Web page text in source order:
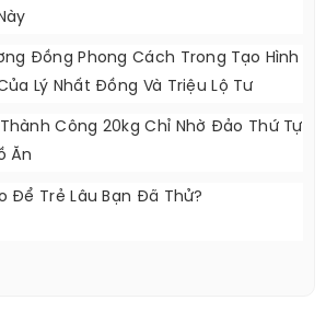
Đồng Phong Cách Trong Tạo Hình
Lý Nhất Đồng Và Triệu Lộ Tư
Công 20kg Chỉ Nhờ Đảo Thứ Tự
Ăn
Để Trẻ Lâu Bạn Đã Thử?